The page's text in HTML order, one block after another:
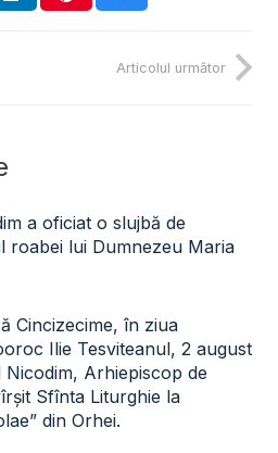
Articolul următor
a oficiat o slujbă de
roabei lui Dumnezeu Maria
Cincizecime, în ziua
Ilie Tesviteanul, 2 august
Arhiepiscop de
Sfînta Liturghie la
din Orhei.